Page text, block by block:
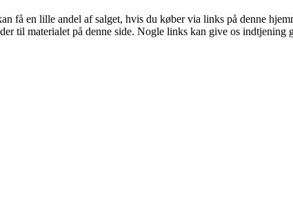
få en lille andel af salget, hvis du køber via links på denne
til materialet på denne side. Nogle links kan give os